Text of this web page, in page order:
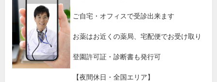
ご自宅・オフィスで受診出来ます
お薬はお近くの薬局、宅配便でお受け取り
登園許可証・診断書も発行可
【夜間休日・全国エリア】